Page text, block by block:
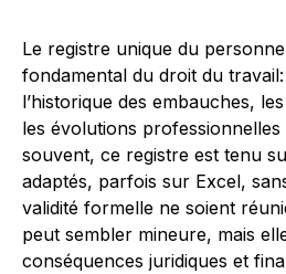
Le registre unique du
fondamental du droit du
l’historique des embauches,
les évolutions
souvent, ce registre est tenu
adaptés, parfois sur Excel,
validité formelle ne soient
peut sembler mineure, mais
conséquences juridiques et